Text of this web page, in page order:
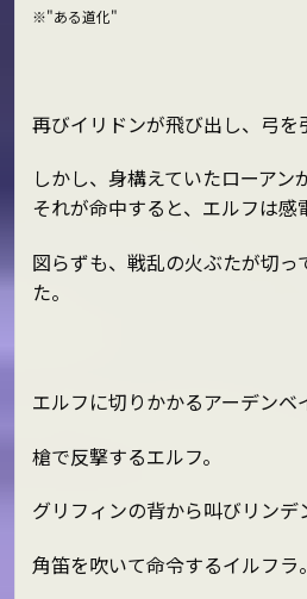
※"ある道化"
再びイリドンが飛び出し、弓を
しかし、身構えていたローアン
それが命中すると、エルフは感
図らずも、戦乱の火ぶたが切っ
た。
エルフに切りかかるアーデンベ
槍で反撃するエルフ。
グリフィンの背から叫びリンデ
角笛を吹いて命令するイルフラ。